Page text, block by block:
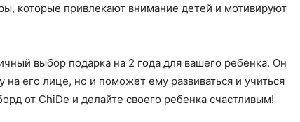
которые привлекают внимание детей и мотивируют
выбор подарка на 2 года для вашего ребенка. Он
на его лице, но и поможет ему развиваться и учиться
от ChiDe и делайте своего ребенка счастливым!